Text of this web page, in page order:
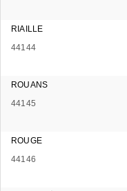
RIAILLE
44144
ROUANS
44145
ROUGE
44146